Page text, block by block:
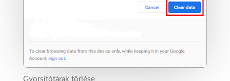
Gyorsítótárak törlése